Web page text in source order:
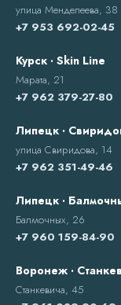
улица Менделеева, 38
+7 953 692-02-45
Курск · Skin Line
Марата, 21
+7 962 379-27-80
Липецк ·
улица Свиридова, 14
+7 962 351-49-46
Липецк ·
Балмочных, 26
+7 960 159-84-90
Воронеж ·
Станкевича, 45